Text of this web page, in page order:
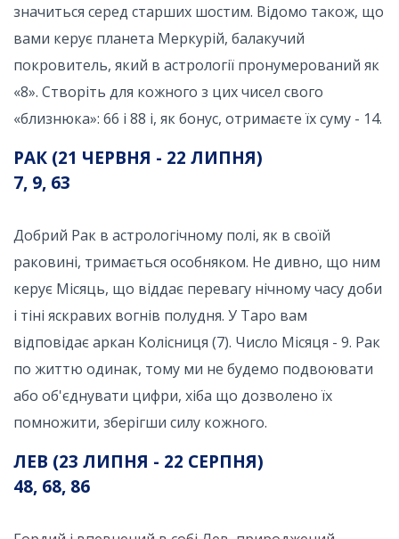
значиться серед старших шостим. Відомо також, що
вами керує планета Меркурій, балакучий
покровитель, який в астрології пронумерований як
«8». Створіть для кожного з цих чисел свого
«близнюка»: 66 і 88 і, як бонус, отримаєте їх суму - 14.
РАК (21 ЧЕРВНЯ - 22 ЛИПНЯ)
7, 9, 63
Добрий Рак в астрологічному полі, як в своїй
раковині, тримається особняком. Не дивно, що ним
керує Місяць, що віддає перевагу нічному часу доби
і тіні яскравих вогнів полудня. У Таро вам
відповідає аркан Колісниця (7). Число Місяця - 9. Рак
по життю одинак, тому ми не будемо подвоювати
або об'єднувати цифри, хіба що дозволено їх
помножити, зберігши силу кожного.
ЛЕВ (23 ЛИПНЯ - 22 СЕРПНЯ)
48, 68, 86